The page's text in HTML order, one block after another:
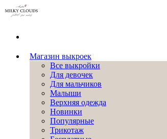
Магазин выкроек
Все выкройки
Для девочек
Для мальчиков
Малыши
Верхняя одежда
Новинки
Популярные
Трикотаж